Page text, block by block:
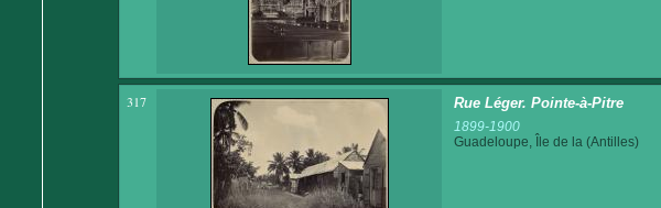
317 Rue Léger. Pointe-à-Pitre
1899-1900
Guadeloupe, Île de la (Antilles)